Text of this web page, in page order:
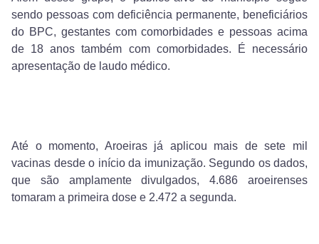
sendo pessoas com deficiência permanente, beneficiários
do BPC, gestantes com comorbidades e pessoas acima
de 18 anos também com comorbidades. É necessário
apresentação de laudo médico.
Até o momento, Aroeiras já aplicou mais de sete mil
vacinas desde o início da imunização. Segundo os dados,
que são amplamente divulgados, 4.686 aroeirenses
tomaram a primeira dose e 2.472 a segunda.